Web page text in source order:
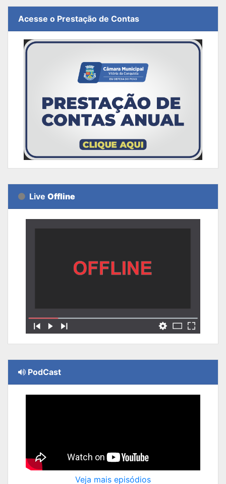
Acesse o Prestação de Contas
Live Offline
PodCast
Veja mais episódios